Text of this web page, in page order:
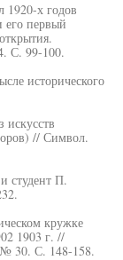
1920-х годов
его первый
С. 99-100.
исторического
// Символ.
студент П.
кружке
1903 г. //
№ 30. С. 148-158.